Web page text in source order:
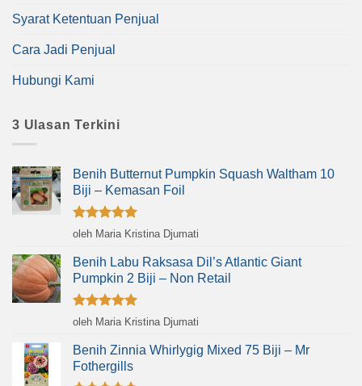
Syarat Ketentuan Penjual
Cara Jadi Penjual
Hubungi Kami
3 Ulasan Terkini
Benih Butternut Pumpkin Squash Waltham 10
Biji – Kemasan Foil
Dinilai5
oleh Maria Kristina Djumati
Benih Labu Raksasa Dil’s Atlantic Giant
Pumpkin 2 Biji – Non Retail
Dinilai5
oleh Maria Kristina Djumati
Benih Zinnia Whirlygig Mixed 75 Biji – Mr
Fothergills